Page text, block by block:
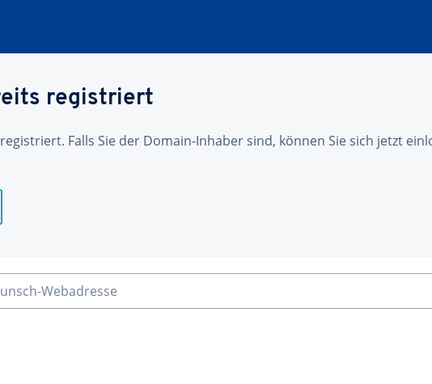
registriert
Falls Sie der Domain-Inhaber sind, können Sie sich jetzt
Webadresse